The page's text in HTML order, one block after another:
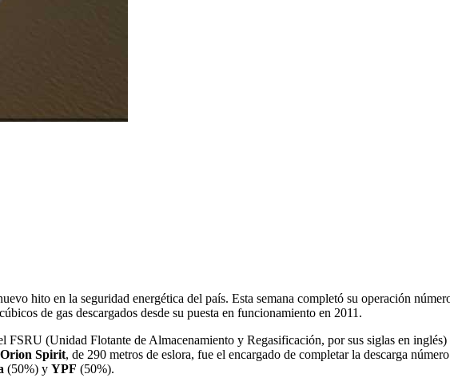
hito en la seguridad energética del país. Esta semana completó su operación
de gas descargados desde su puesta en funcionamiento en 2011.
FSRU (Unidad Flotante de Almacenamiento y Regasificación, por sus siglas en
Orion Spirit, de 290 metros de eslora, fue el encargado de completar la descarga
(50%) y YPF (50%).